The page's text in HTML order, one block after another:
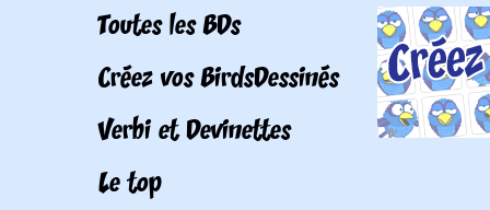
Toutes les BDs
Créez vos BirdsDessinés
Verbi et Devinettes
Le top